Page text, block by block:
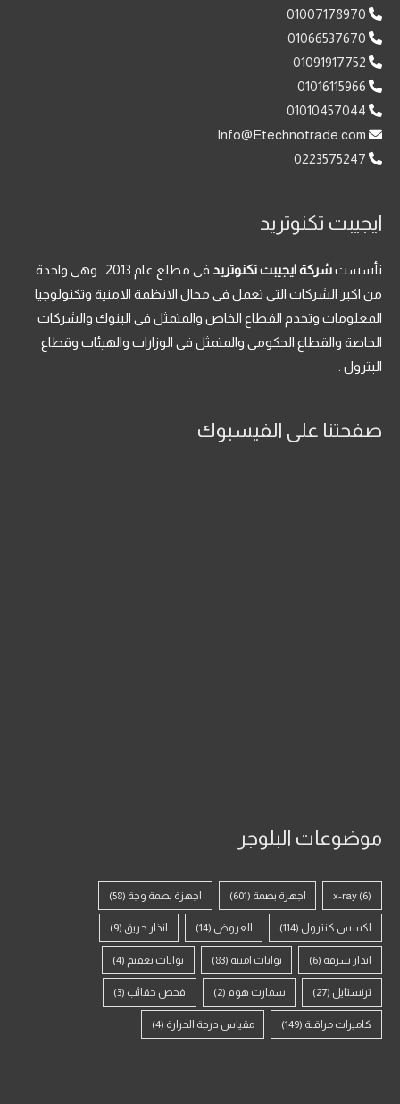
01007178970
01066537670
01091917752
01016115966
01010457044
Info@Etechnotrade.com
0223575247
ايجيبت تكنوتريد
تأسستشركة ايجيبت تكنوتريد
فى مطلع عام 2013 . وهى واحدة
من اكبر الشركات التى تعمل فى مجال الانظمة الامنية وتكنولوجيا
المعلومات وتخدم القطاع الخاص والمتمثل فى البنوك والشركات
الخاصة والقطاع الحكومى والمتمثل فى الوزارات والهيئات وقطاع
البترول .
صفحتنا على الفيسبوك
موضوعات البلوجر
x-ray(6) اجهزة بصمة(601) اجهزة بصمة وجة(58)
اكسس كنترول (114) العروض (14) انذار حريق(9)
انذار سرقة(6) بوابات امنية(83) بوابات تعقيم(4)
ترنستايل (27) سمارت هوم(2) فحص حقائب(3)
كاميرات مراقبة(149) مقياس درجة الحرارة(4)